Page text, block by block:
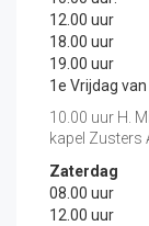
12.00 uur
18.00 uur
19.00 uur
1e Vrijdag
10.00 uur H.
kapel Zusters
Zaterdag
08.00 uur
12.00 uur